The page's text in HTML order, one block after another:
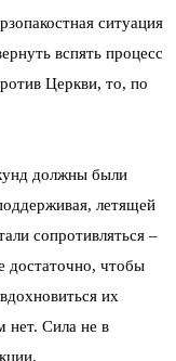
ситуация
вспять процесс
Церкви, то, по
должны были
летящей
сопротивляться –
достаточно, чтобы
их
нет. Сила не в